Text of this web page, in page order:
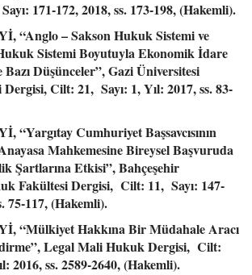
171-172, 2018, ss. 173-198, (Hakemli).
“Anglo – Sakson Hukuk Sistemi ve
Sistemi Boyutuyla Ekonomik İdare
Düşünceler”, Gazi Üniversitesi
Cilt: 21, Sayı: 1, Yıl: 2017, ss. 83-
“Yargıtay Cumhuriyet Başsavcısının
Mahkemesine Bireysel Başvuruda
Şartlarına Etkisi”, Bahçeşehir
Fakültesi Dergisi, Cilt: 11, Sayı: 147-
75-117, (Hakemli).
“Mülkiyet Hakkına Bir Müdahale Aracı
Legal Mali Hukuk Dergisi, Cilt:
2016, ss. 2589-2640, (Hakemli).